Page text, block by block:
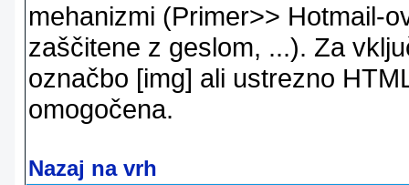
mehanizmi (Primer>> Hotmail-
zaščitene z geslom, ...). Za
označbo [img] ali ustrezno
omogočena.
Nazaj na vrh